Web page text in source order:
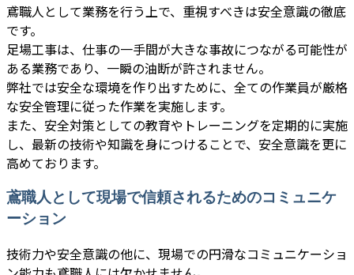
鳶職人として業務を行う上で、重視すべきは安全意識の徹底
です。
足場工事は、仕事の一手間が大きな事故につながる可能性が
ある業務であり、一瞬の油断が許されません。
弊社では安全な環境を作り出すために、全ての作業員が厳格
な安全管理に従った作業を実施します。
また、安全対策としての教育やトレーニングを定期的に実施
し、最新の技術や知識を身につけることで、安全意識を更に
高めております。
鳶職人として現場で信頼されるためのコミュニケ
ーション
技術力や安全意識の他に、現場での円滑なコミュニケーショ